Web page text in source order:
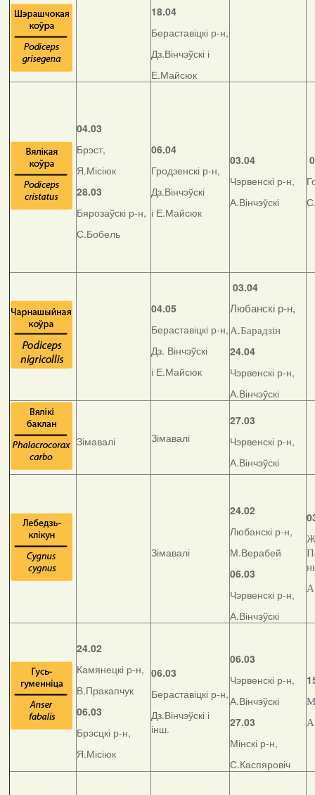
18.04
Бераставіцкі р-н,
Дз.Вінчэўскі і
Е.Майсюк
04.03
Брэст,
Я.Місіюк
28.03
Бярозаўскі р-н,
С.Бобель
06.04
Гродзенскі р-н,
Дз.Вінчэўскі
і Е.Майсюк
03.04
Чэрвенскі р-н,
А.Вінчэўскі
04.05
Бераставіцкі р-н,
Дз. Вінчэўскі
і Е.Майсюк
03.04
Любанскі р-н,
А.Барадзін
24.04
Чэрвенскі р-н,
А.Вінчэўскі
Зімавалі Зімавалі
27.03
Чэрвенскі р-н,
А.Вінчэўскі
Зімавалі
24.02
Любанскі р-н,
М.Верабей
06.03
Чэрвенскі р-н,
А.Вінчэўскі
24.02
Камянецкі р-н,
В.Пракапчук
06.03
Брэсцкі р-н,
Я.Місіюк
06.03
Бераставіцкі р-н,
Дз.Вінчэўскі і
інш.
06.03
Чэрвенскі р-н,
А.Вінчэўскі
27.03
Мінскі р-н,
С.Каспяровіч